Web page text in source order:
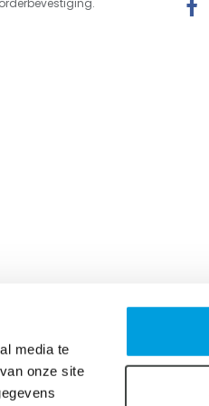
media te
onze site